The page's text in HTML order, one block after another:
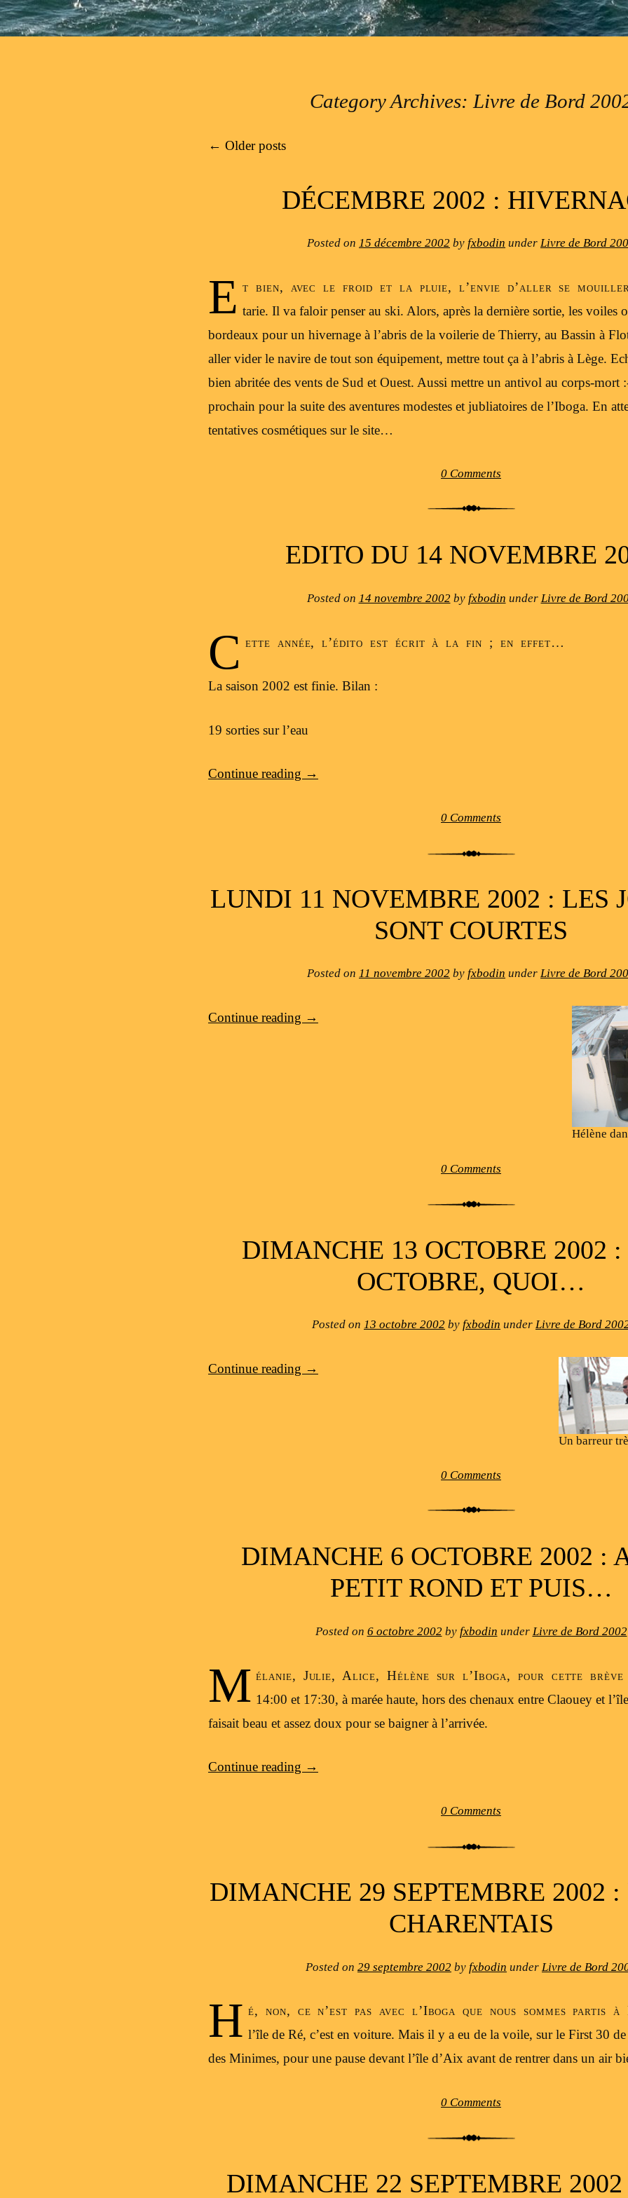
Category Archives: Livre de Bord
Post navigation
← Older posts
DÉCEMBRE 2002 :
Posted on 15 décembre 2002 by fxbodin under Livre de Bord
E t bien, avec le froid et la pluie, l’envie d’aller se mouiller
tarie. Il va faloir penser au ski. Alors, après la dernière sortie, les voiles
bordeaux pour un hivernage à l’abris de la voilerie de Thierry, au Bassin à
aller vider le navire de tout son équipement, mettre tout ça à l’abris à Lège.
bien abritée des vents de Sud et Ouest. Aussi mettre un antivol au corps-mort
prochain pour la suite des aventures modestes et jubliatoires de l’Iboga. En
tentatives cosmétiques sur le site…
0 Comments
EDITO DU 14 NOVEMBRE
Posted on 14 novembre 2002 by fxbodin under Livre de Bord
C ette année, l’édito est écrit à la fin ; en effet…
La saison 2002 est finie. Bilan :
19 sorties sur l’eau
Continue reading →
0 Comments
LUNDI 11 NOVEMBRE 2002 : LES
SONT COURTES
Posted on 11 novembre 2002 by fxbodin under Livre de Bord
Hélène
Continue reading →
0 Comments
DIMANCHE 13 OCTOBRE 2002
OCTOBRE, QUOI…
Posted on 13 octobre 2002 by fxbodin under Livre de Bord
Un barreur
Continue reading →
0 Comments
DIMANCHE 6 OCTOBRE 2002 :
PETIT ROND ET PUIS…
Posted on 6 octobre 2002 by fxbodin under Livre de Bord 2002
M élanie, Julie, Alice, Hélène sur l’Iboga, pour cette brève
14:00 et 17:30, à marée haute, hors des chenaux entre Claouey et
faisait beau et assez doux pour se baigner à l’arrivée.
Continue reading →
0 Comments
DIMANCHE 29 SEPTEMBRE 2002 :
CHARENTAIS
Posted on 29 septembre 2002 by fxbodin under Livre de Bord
H é, non, ce n’est pas avec l’Iboga que nous sommes partis à
l’île de Ré, c’est en voiture. Mais il y a eu de la voile, sur le First 30
des Minimes, pour une pause devant l’île d’Aix avant de rentrer dans un air
0 Comments
DIMANCHE 22 SEPTEMBRE